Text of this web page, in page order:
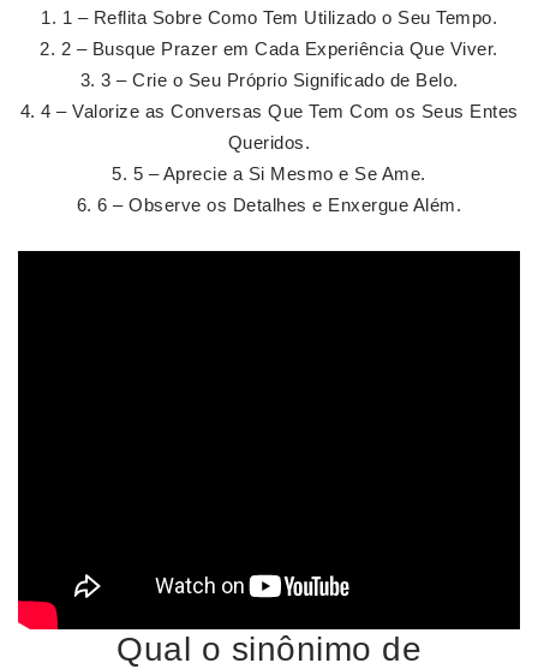
1 – Reflita Sobre Como Tem Utilizado o Seu Tempo.
2 – Busque Prazer em Cada Experiência Que Viver.
3 – Crie o Seu Próprio Significado de Belo.
4 – Valorize as Conversas Que Tem Com os Seus Entes
Queridos.
5 – Aprecie a Si Mesmo e Se Ame.
6 – Observe os Detalhes e Enxergue Além.
Qual o sinônimo de